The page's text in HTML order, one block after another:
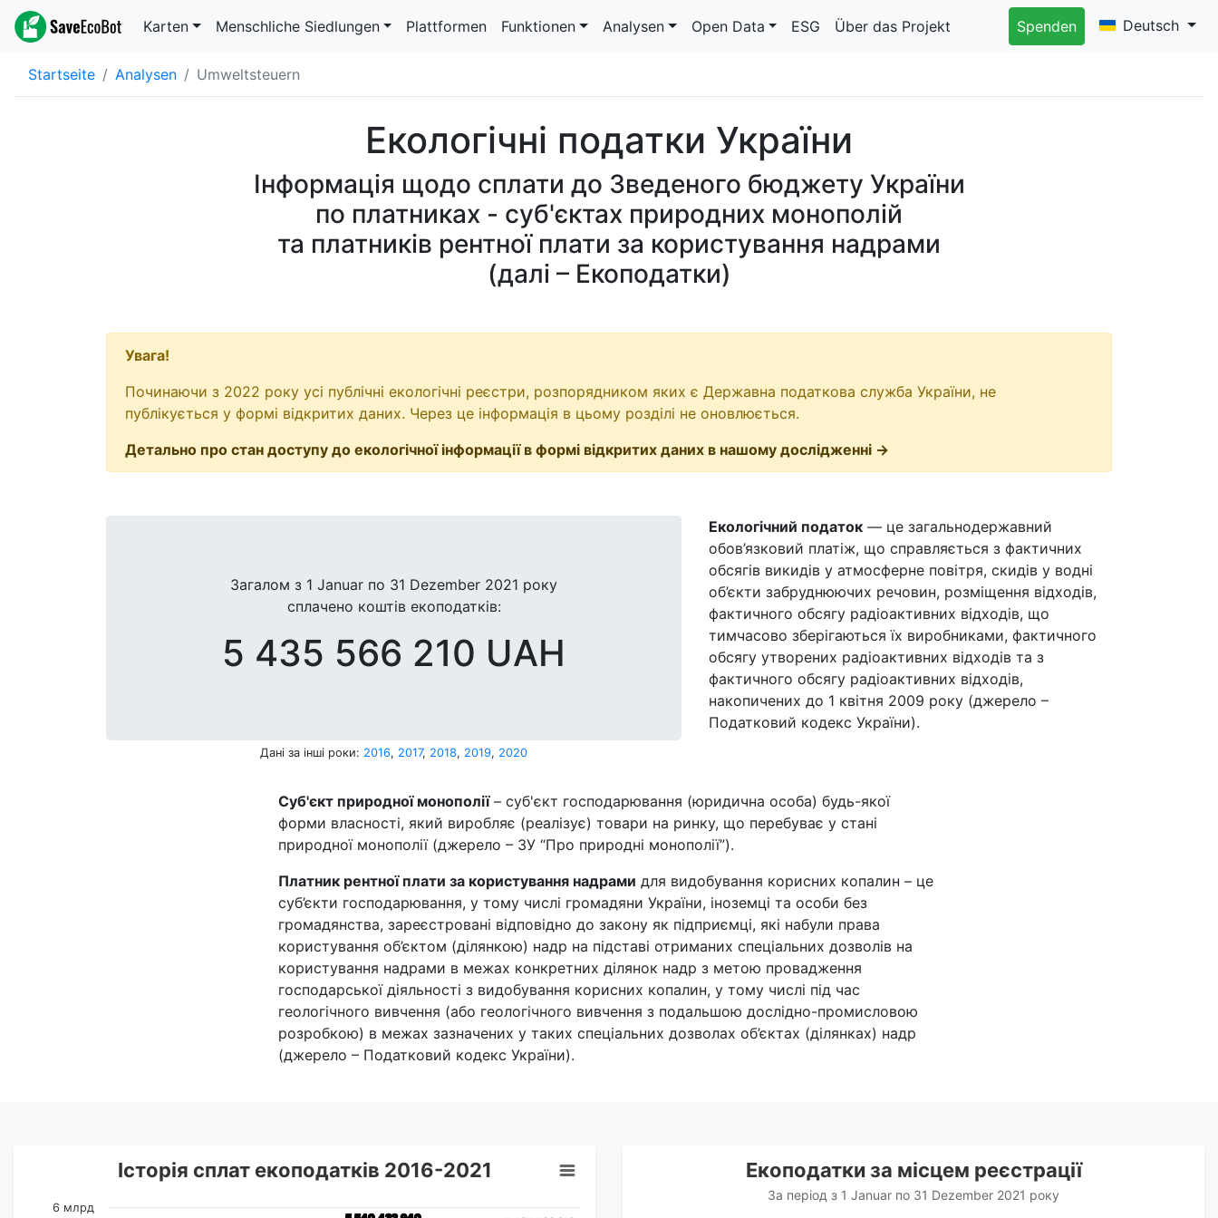
Karten Menschliche Siedlungen Plattformen Funktionen Analysen Open Data ESG Über das Projekt Spenden Deutsch
Startseite Analysen Umweltsteuern
Екологічні податки України
Інформація щодо сплати до Зведеного бюджету України
по платниках - суб'єктах природних монополій
та платників рентної плати за користування надрами
(далі – Екоподатки)
Увага!
Починаючи з 2022 року усі публічні екологічні реєстри, розпорядником яких є Державна податкова служба України, не
публікується у формі відкритих даних. Через це інформація в цьому розділі не оновлюється.
Детально про стан доступу до екологічної інформації в формі відкритих даних в нашому дослідженні →
Загалом з 1 Januar по 31 Dezember 2021 року
сплачено коштів екоподатків:
5 435 566 210 UAH
Дані за інші роки: 2016, 2017, 2018, 2019, 2020
Екологічний податок — це загальнодержавний
обов’язковий платіж, що справляється з фактичних
обсягів викидів у атмосферне повітря, скидів у водні
об’єкти забруднюючих речовин, розміщення відходів,
фактичного обсягу радіоактивних відходів, що
тимчасово зберігаються їх виробниками, фактичного
обсягу утворених радіоактивних відходів та з
фактичного обсягу радіоактивних відходів,
накопичених до 1 квітня 2009 року (джерело –
Податковий кодекс України).
Суб'єкт природної монополії– суб'єкт господарювання (юридична особа) будь-якої
форми власності, який виробляє (реалізує) товари на ринку, що перебуває у стані
природної монополії (джерело – ЗУ “Про природні монополії”).
Платник рентної плати за користування надрами для видобування корисних копалин – це
суб’єкти господарювання, у тому числі громадяни України, іноземці та особи без
громадянства, зареєстровані відповідно до закону як підприємці, які набули права
користування об’єктом (ділянкою) надр на підставі отриманих спеціальних дозволів на
користування надрами в межах конкретних ділянок надр з метою провадження
господарської діяльності з видобування корисних копалин, у тому числі під час
геологічного вивчення (або геологічного вивчення з подальшою дослідно-промисловою
розробкою) в межах зазначених у таких спеціальних дозволах об’єктах (ділянках) надр
(джерело – Податковий кодекс України).
Історія сплат екоподатків 2016-2021
6 млрд
Екоподатки за місцем реєстрації
За період з 1 Januar по 31 Dezember 2021 року